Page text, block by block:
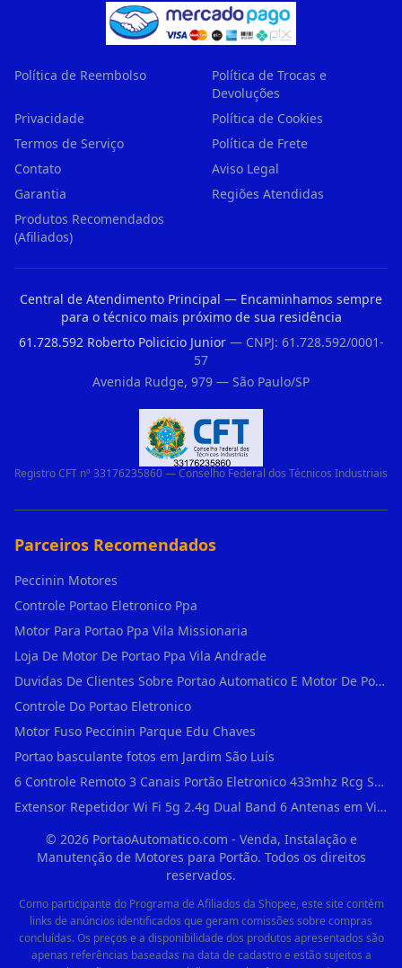
Política de Reembolso
Política de Trocas e
Devoluções
Privacidade
Política de Cookies
Termos de Serviço
Política de Frete
Contato
Aviso Legal
Garantia
Regiões Atendidas
Produtos Recomendados
(Afiliados)
Central de Atendimento Principal — Encaminhamos sempre
para o técnico mais próximo de sua residência
61.728.592 Roberto Policicio Junior— CNPJ: 61.728.592/0001-
57
Avenida Rudge, 979 — São Paulo/SP
Registro CFT nº 33176235860 — Conselho Federal dos Técnicos Industriais
Parceiros Recomendados
Peccinin Motores
Controle Portao Eletronico Ppa
Motor Para Portao Ppa Vila Missionaria
Loja De Motor De Portao Ppa Vila Andrade
Duvidas De Clientes Sobre Portao Automatico E Motor De Portao Motor Para Portao De Ferro
Controle Do Portao Eletronico
Motor Fuso Peccinin Parque Edu Chaves
Portao basculante fotos em Jardim São Luís
6 Controle Remoto 3 Canais Portão Eletronico 433mhz Rcg Seg Garen Ppa em Vila Clementino
Extensor Repetidor Wi Fi 5g 2.4g Dual Band 6 Antenas em Vila Sônia
© 2026PortaoAutomatico.com - Venda, Instalação e
Manutenção de Motores para Portão. Todos os direitos
reservados.
Como participante do Programa de Afiliados da Shopee, este site contém
links de anúncios identificados que geram comissões sobre compras
concluídas. Os preços e a disponibilidade dos produtos apresentados são
apenas referências baseadas na data de cadastro e estão sujeitos a